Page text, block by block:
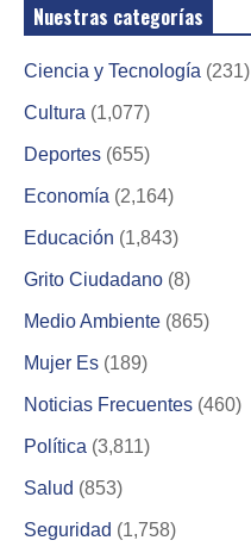
Nuestras categorías
Ciencia y Tecnología (231)
Cultura (1,077)
Deportes (655)
Economía (2,164)
Educación (1,843)
Grito Ciudadano (8)
Medio Ambiente (865)
Mujer Es (189)
Noticias Frecuentes (460)
Política (3,811)
Salud (853)
Seguridad (1,758)